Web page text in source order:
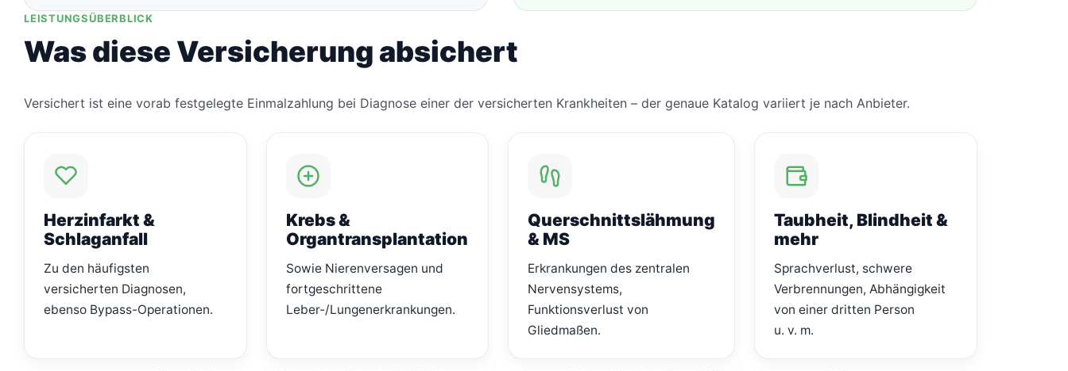
LEISTUNGSÜBERBLICK
Was diese Versicherung absichert
Versichert ist eine vorab festgelegte Einmalzahlung bei Diagnose einer der versicherten Krankheiten – der genaue Katalog variiert je nach Anbieter.
Herzinfarkt &
Schlaganfall
Zu den häufigsten
versicherten Diagnosen,
ebenso Bypass-Operationen.
Krebs &
Organtransplantation
Sowie Nierenversagen und
fortgeschrittene
Leber-/Lungenerkrankungen.
Querschnittslähmung
& MS
Erkrankungen des zentralen
Nervensystems,
Funktionsverlust von
Gliedmaßen.
Taubheit, Blindheit &
mehr
Sprachverlust, schwere
Verbrennungen, Abhängigkeit
von einer dritten Person
u. v. m.